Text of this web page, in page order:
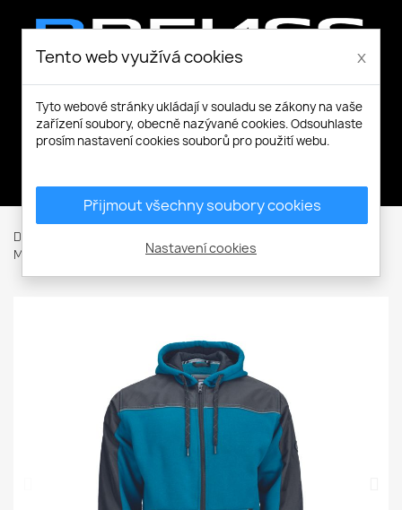
Domů
Mikiny s kapucí
CREMORNE mikina s kapucí
Tento web využívá cookies x
Tyto webové stránky ukládají v souladu se zákony na vaše
zařízení soubory, obecně nazývané cookies. Odsouhlaste
prosím nastavení cookies souborů pro použití webu.
Přijmout všechny soubory cookies
Nastavení cookies